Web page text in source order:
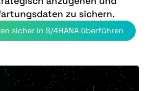
zu sichern.
sicher in S/4HANA überführen